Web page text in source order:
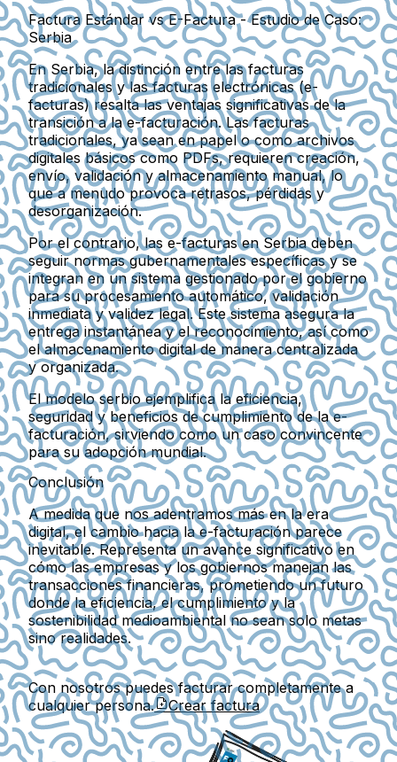
Factura Estándar vs E-Factura - Estudio de Caso:
Serbia
En Serbia, la distinción entre las facturas
tradicionales y las facturas electrónicas (e-
facturas) resalta las ventajas significativas de la
transición a la e-facturación. Las facturas
tradicionales, ya sean en papel o como archivos
digitales básicos como PDFs, requieren creación,
envío, validación y almacenamiento manual, lo
que a menudo provoca retrasos, pérdidas y
desorganización.
Por el contrario, las e-facturas en Serbia deben
seguir normas gubernamentales específicas y se
integran en un sistema gestionado por el gobierno
para su procesamiento automático, validación
inmediata y validez legal. Este sistema asegura la
entrega instantánea y el reconocimiento, así como
el almacenamiento digital de manera centralizada
y organizada.
El modelo serbio ejemplifica la eficiencia,
seguridad y beneficios de cumplimiento de la e-
facturación, sirviendo como un caso convincente
para su adopción mundial.
Conclusión
A medida que nos adentramos más en la era
digital, el cambio hacia la e-facturación parece
inevitable. Representa un avance significativo en
cómo las empresas y los gobiernos manejan las
transacciones financieras, prometiendo un futuro
donde la eficiencia, el cumplimiento y la
sostenibilidad medioambiental no sean solo metas
sino realidades.
Con nosotros puedes facturar completamente a
cualquier persona.
Crear factura